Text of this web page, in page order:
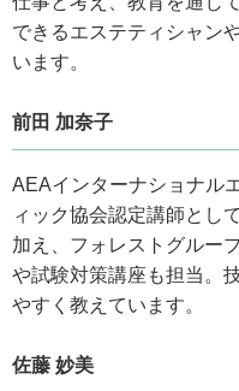
できるエステティシャン
います。
前田 加奈子
AEAインターナショナル
ィック協会認定講師とし
加え、フォレストグルー
や試験対策講座も担当。
やすく教えています。
佐藤 妙美